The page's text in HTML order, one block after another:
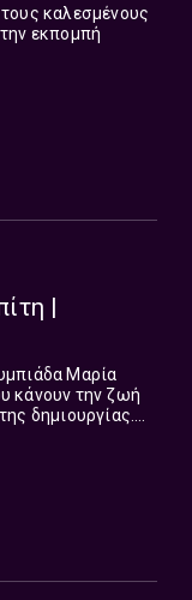
καλεσμένους
εκπομπή
|
Μαρία
κάνουν την ζωή
δημιουργίας.